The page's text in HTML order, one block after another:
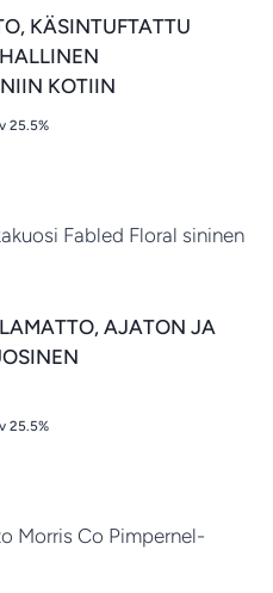
KÄSINTUFTATTU
KOTIIN
25.5%
AJATON JA
25.5%